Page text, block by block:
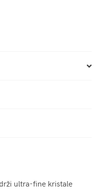
ultra-fine kristale